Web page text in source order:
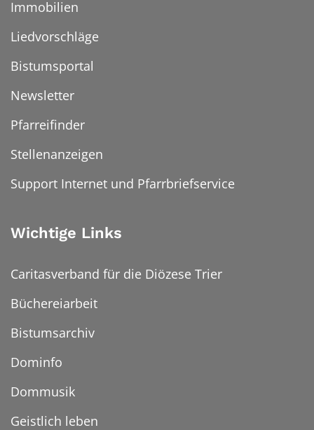
Immobilien
Liedvorschläge
Bistumsportal
Newsletter
Pfarreifinder
Stellenanzeigen
Support Internet und Pfarrbriefservice
Wichtige Links
Caritasverband für die Diözese Trier
Büchereiarbeit
Bistumsarchiv
Dominfo
Dommusik
Geistlich leben